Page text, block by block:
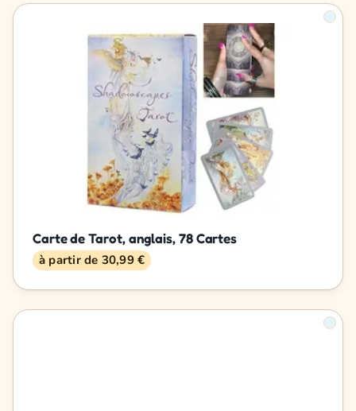
Carte de Tarot, anglais, 78 Cartes
à partir de 30,99 €